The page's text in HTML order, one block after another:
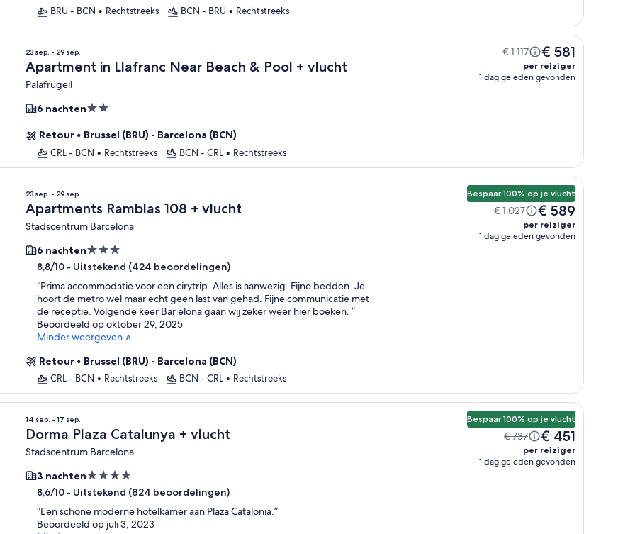
BRU - BCN • Rechtstreeks BCN - BRU • Rechtstreeks
23 sep. - 29 sep.
Apartment in Llafranc Near Beach & Pool + vlucht
Palafrugell
6 nachten2.0-
Retour • Brussel (BRU) - Barcelona (BCN)
CRL - BCN • Rechtstreeks BCN - CRL • Rechtstreeks
€ 1.117 € 581
per reiziger
1 dag geleden gevonden
23 sep. - 29 sep.
Apartments Ramblas 108 + vlucht
Stadscentrum Barcelona
6 nachten3.0-
sterrenaccommodatie
8,8/10 - Uitstekend (424 beoordelingen)
“Prima accommodatie voor een cirytrip. Alles is aanwezig. Fijne bedden. Je
hoort de metro wel maar echt geen last van gehad. Fijne communicatie met
de receptie. Volgende keer Bar elona gaan wij zeker weer hier boeken. ”
Beoordeeld op oktober 29, 2025
Minder weergeven ∧
Retour • Brussel (BRU) - Barcelona (BCN)
CRL - BCN • Rechtstreeks BCN - CRL • Rechtstreeks
Bespaar 100% op je vlucht
€ 1.027 € 589
per reiziger
1 dag geleden gevonden
14 sep. - 17 sep.
Dorma Plaza Catalunya + vlucht
Stadscentrum Barcelona
3 nachten4.0-
sterrenaccommodatie
8,6/10 - Uitstekend (824 beoordelingen)
“Een schone moderne hotelkamer aan Plaza Catalonia.”
Beoordeeld op juli 3, 2023
Bespaar 100% op je vlucht
€ 737 € 451
per reiziger
1 dag geleden gevonden